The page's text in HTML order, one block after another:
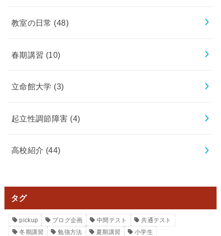
教室の日常 (48)
春期講習 (10)
立命館大学 (3)
起立性調節障害 (4)
高校紹介 (44)
タグ
pickup ブログ企画 中間テスト
共通テスト
冬期講習
勉強方法 夏期講習
小学生